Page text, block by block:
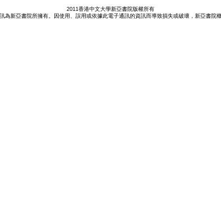
2011香港中文大學新亞書院版權所有
為新亞書院所擁有。因使用、誤用或依據此電子通訊的資訊而導致損失或破壞，新亞書院概